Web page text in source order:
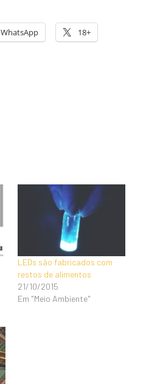
WhatsApp 18+
LEDs são fabricados com
restos de alimentos
21/10/2015
Em "Meio Ambiente"